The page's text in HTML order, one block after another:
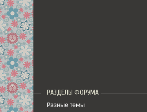
РАЗДЕЛЫ ФОРУМА
Разные темы